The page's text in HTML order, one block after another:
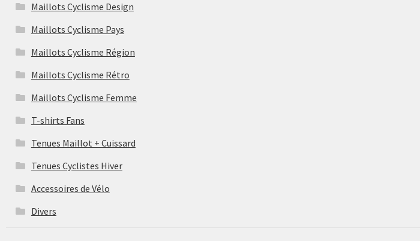
Maillots Cyclisme Design
Maillots Cyclisme Pays
Maillots Cyclisme Région
Maillots Cyclisme Rétro
Maillots Cyclisme Femme
T-shirts Fans
Tenues Maillot + Cuissard
Tenues Cyclistes Hiver
Accessoires de Vélo
Divers